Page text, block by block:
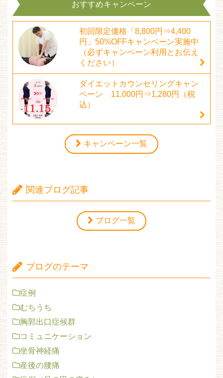
おすすめキャンペーン
初回限定価格「8,800円⇒4,400
円」50%OFFキャンペーン実施中
（必ずキャンペーン利用とお伝え
ください）
ダイエットカウンセリングキャン
ペーン 11,000円⇒1,280円（税
込）
キャンペーン一覧
関連ブログ記事
ブログ一覧
ブログのテーマ
症例
むちうち
胸郭出口症候群
コミュニケーション
坐骨神経痛
産後の腰痛